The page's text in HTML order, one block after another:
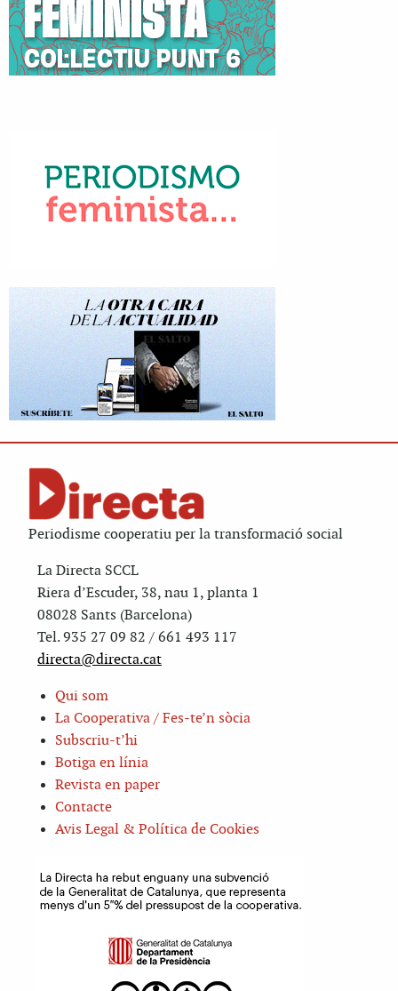
Periodisme cooperatiu per la transformació social
La Directa SCCL
Riera d’Escuder, 38, nau 1, planta 1
08028 Sants (Barcelona)
Tel. 935 27 09 82 / 661 493 117
directa@directa.cat
Qui som
La Cooperativa / Fes-te’n sòcia
Subscriu-t’hi
Botiga en línia
Revista en paper
Contacte
Avis Legal & Política de Cookies